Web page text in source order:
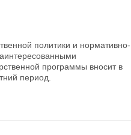
политики и нормативно-
программы вносит в
период.